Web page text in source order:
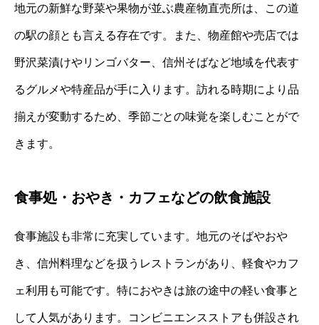
地元の新鮮な野菜や果物が並ぶ農産物直売所は、この道
の駅の顔とも言える存在です。また、物産館や売店では
野沢菜漬けやリンゴバター、信州そばなど地域を代表す
るグルメや特産品が手に入ります。訪れる時期により品
揃えが変動するため、季節ごとの味覚を楽しむことがで
きます。
食事処・おやき・カフェなどの飲食施設
食事施設も非常に充実しています。地元のそばやおや
き、信州料理などを扱うレストランがあり、軽食やカフ
ェ利用も可能です。特におやきは旅の途中の軽い食事と
して人気があります。コンビニエンスストアも併設され